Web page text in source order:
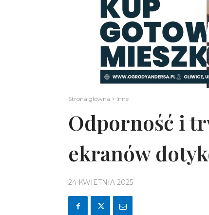
Strona główna Inne
Odporność i
ekranów
24 KWIETNIA 2025